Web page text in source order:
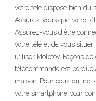
votre télé dispose bien du
Assurez-vous que votre
Assurez-vous d'être
votre télé et de vous
utiliser Molotov, Façons
télécommande est perdue
maison. Pour ceux qui ne
votre smartphone pour